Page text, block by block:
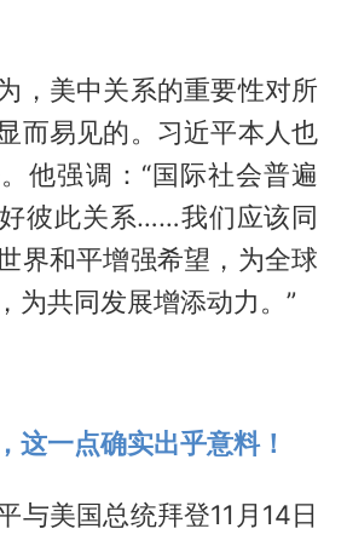
，美中关系的重要性对所
而易见的。习近平本人也
他强调：“国际社会普遍
彼此关系……我们应该同
界和平增强希望，为全球
为共同发展增添动力。”
这一点确实出乎意料！
与美国总统拜登11月14日